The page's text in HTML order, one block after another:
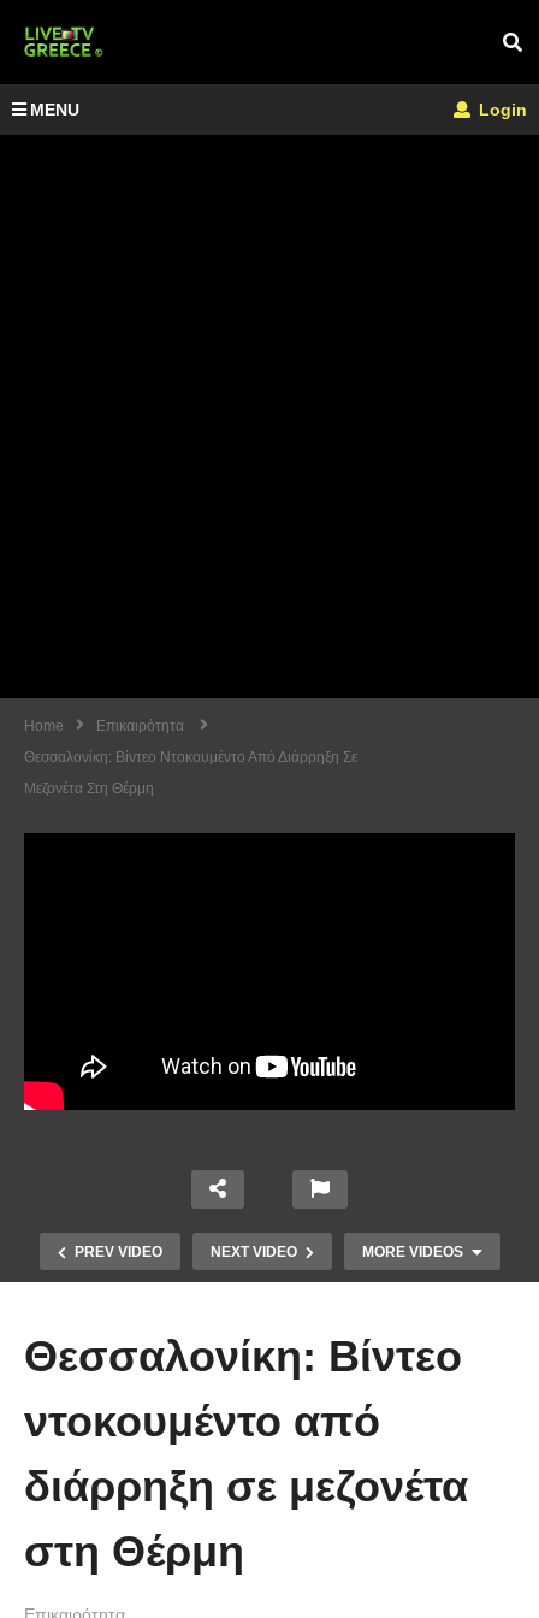
MENU Login
Home
Επικαιρότητα
Θεσσαλονίκη: Βίντεο Ντοκουμέντο Από Διάρρηξη Σε
Μεζονέτα Στη Θέρμη
PREV VIDEO NEXT VIDEO MORE VIDEOS
πρώτη στιγμή και συγκίνησε το
νοηματική με ένα μικρό κορίτσι
Θεσσαλονίκη: Βίντεο
ντοκουμέντο από
διάρρηξη σε μεζονέτα
στη Θέρμη